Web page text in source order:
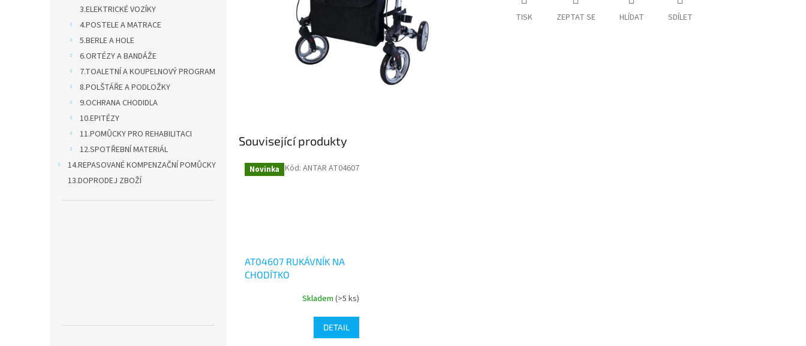
3.ELEKTRICKÉ VOZÍKY
4.POSTELE A MATRACE
5.BERLE A HOLE
6.ORTÉZY A BANDÁŽE
7.TOALETNÍ A KOUPELNOVÝ PROGRAM
8.POLŠTÁŘE A PODLOŽKY
9.OCHRANA CHODIDLA
10.EPITÉZY
11.POMŮCKY PRO REHABILITACI
12.SPOTŘEBNÍ MATERIÁL
14.REPASOVANÉ KOMPENZAČNÍ POMŮCKY
13.DOPRODEJ ZBOŽÍ
TISK ZEPTAT SE HLÍDAT SDÍLET
Související produkty
Novinka
AT04607 RUKÁVNÍK NA
CHODÍTKO
Skladem (>5 ks)
DETAIL
Kód: ANTAR AT04607